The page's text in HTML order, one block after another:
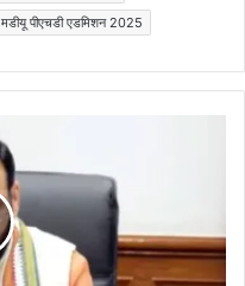
मडीयू पीएचडी एडमिशन 2025